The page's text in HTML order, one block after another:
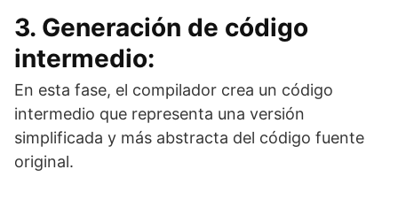
3. Generación de código
intermedio:
En esta fase, el compilador crea un código
intermedio que representa una versión
simplificada y más abstracta del código fuente
original.